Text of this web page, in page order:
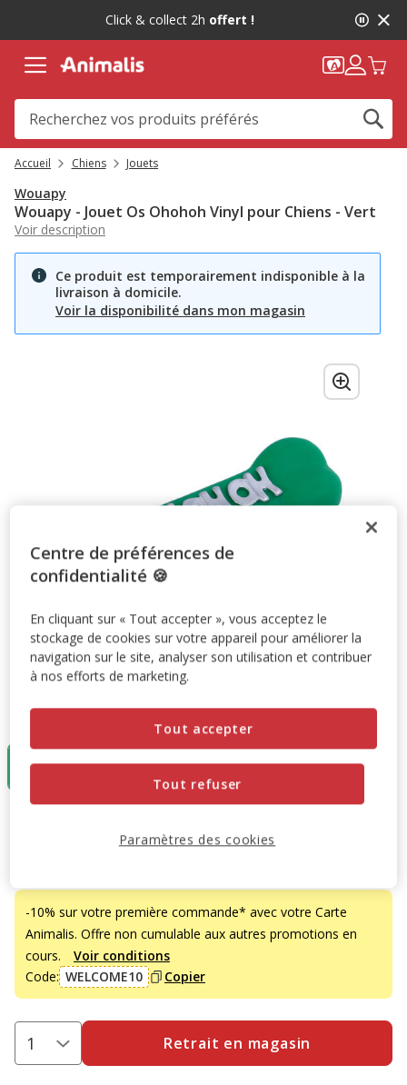
message,
Click & collect 2h offert !
Accueil Chiens Jouets
Wouapy
Wouapy - Jouet Os Ohohoh Vinyl pour Chiens - Vert
Voir description
Ce produit est temporairement indisponible à la
livraison à domicile.
Voir la disponibilité dans mon magasin
Taille:Vert
-10% sur votre première commande* avec votre Carte
Animalis. Offre non cumulable aux autres promotions en
cours.
Voir conditions
Code: WELCOME10 Copier
Retrait en magasin
Centre de préférences de
confidentialité 🍪
En cliquant sur « Tout accepter », vous acceptez le
stockage de cookies sur votre appareil pour améliorer la
navigation sur le site, analyser son utilisation et contribuer
à nos efforts de marketing.
Tout refuser
Tout accepter
Paramètres des cookies